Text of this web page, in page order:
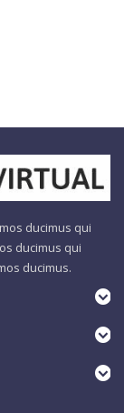
ducimus qui
ducimus qui
ducimus.